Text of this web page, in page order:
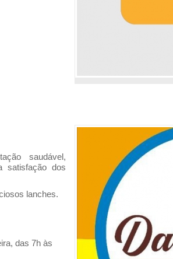
saudável,
satisfação dos
lanches.
das 7h às